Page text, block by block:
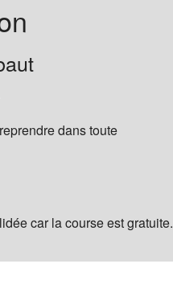
dans toute
car la course est gratuite.